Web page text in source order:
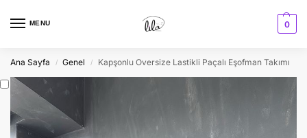
MENU 0
Ana Sayfa / Genel / Kapşonlu Oversize Lastikli Paçalı Eşofman Takımı